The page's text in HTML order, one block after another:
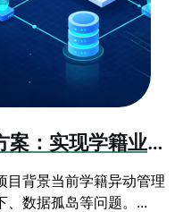
学籍异动管理系统解决方案：实现学籍业务全流程数字化管控
目背景当前学籍异动管理
、数据孤岛等问题。...